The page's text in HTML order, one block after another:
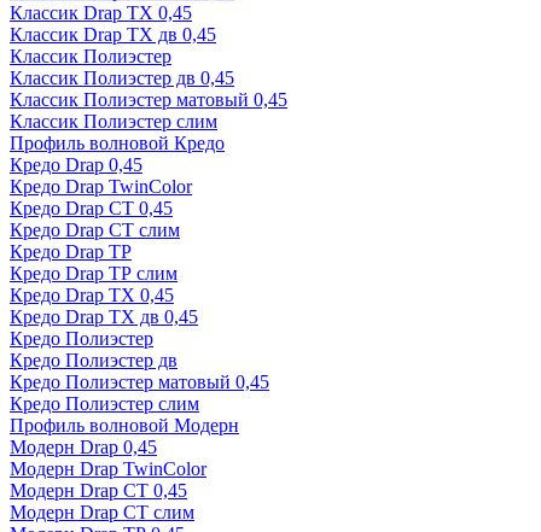
Классик Drap ТХ 0,45
Классик Drap ТХ дв 0,45
Классик Полиэстер
Классик Полиэстер дв 0,45
Классик Полиэстер матовый 0,45
Классик Полиэстер слим
Профиль волновой Кредо
Кредо Drap 0,45
Кредо Drap TwinColor
Кредо Drap СТ 0,45
Кредо Drap СТ слим
Кредо Drap ТР
Кредо Drap ТР слим
Кредо Drap ТХ 0,45
Кредо Drap ТХ дв 0,45
Кредо Полиэстер
Кредо Полиэстер дв
Кредо Полиэстер матовый 0,45
Кредо Полиэстер слим
Профиль волновой Модерн
Модерн Drap 0,45
Модерн Drap TwinColor
Модерн Drap СТ 0,45
Модерн Drap СТ слим